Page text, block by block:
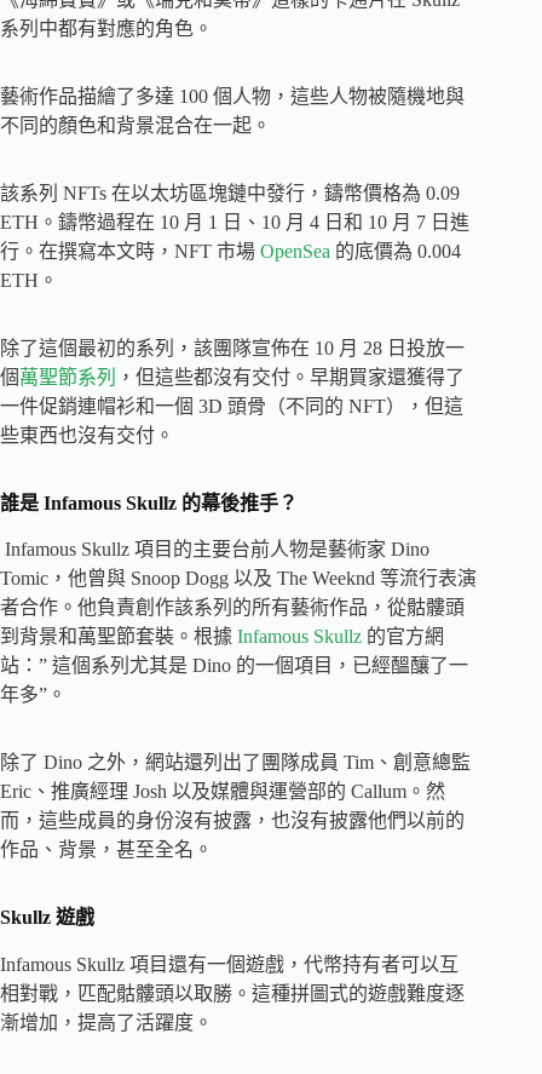
系列中都有對應的角色。
藝術作品描繪了多達 100 個人物，這些人物被隨機地與
不同的顏色和背景混合在一起。
該系列 NFTs 在以太坊區塊鏈中發行，鑄幣價格為 0.09
ETH。鑄幣過程在 10 月 1 日、10 月 4 日和 10 月 7 日進
行。在撰寫本文時，NFT 市場 OpenSea 的底價為 0.004
ETH。
除了這個最初的系列，該團隊宣佈在 10 月 28 日投放一
個萬聖節系列
，但這些都沒有交付。早期買家還獲得了
一件促銷連帽衫和一個 3D 頭骨（不同的 NFT），但這
些東西也沒有交付。
誰是 Infamous Skullz 的幕後推手？
Infamous Skullz 項目的主要台前人物是藝術家 Dino
Tomic，他曾與 Snoop Dogg 以及 The Weeknd 等流行表演
者合作。他負責創作該系列的所有藝術作品，從骷髏頭
到背景和萬聖節套裝。根據 Infamous Skullz 的官方網
站：” 這個系列尤其是 Dino 的一個項目，已經醞釀了一
年多”。
除了 Dino 之外，網站還列出了團隊成員 Tim、創意總監
Eric、推廣經理 Josh 以及媒體與運營部的 Callum。然
而，這些成員的身份沒有披露，也沒有披露他們以前的
作品、背景，甚至全名。
Skullz 遊戲
Infamous Skullz 項目還有一個遊戲，代幣持有者可以互
相對戰，匹配骷髏頭以取勝。這種拼圖式的遊戲難度逐
漸增加，提高了活躍度。